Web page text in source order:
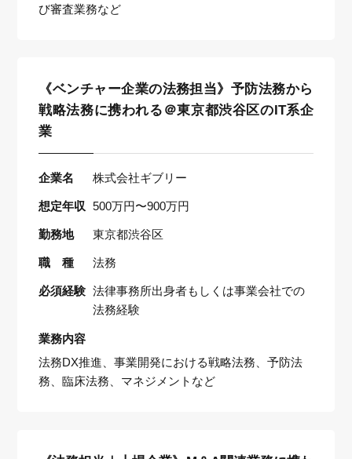
び審査業務など
《ベンチャー企業の法務担当》予防法務から
戦略法務に携われる＠東京都渋谷区のIT系企
業
企業名 株式会社ギブリー
想定年収 500万円〜900万円
勤務地 東京都渋谷区
職 種 法務
必須経験 法律事務所出身者もしくは事業会社での
法務経験
業務内容
法務DX推進、事業開発における戦略法務、予防法
務、臨床法務、マネジメントなど